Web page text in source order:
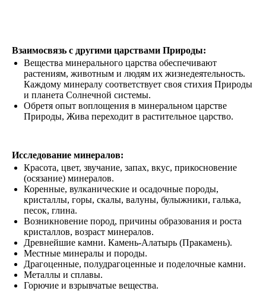
24
Взаимосвязь с другими царствами Природы:
Вещества минерального царства обеспечивают
растениям, животным и людям их жизнедеятельность.
Каждому минералу соответствует своя стихия Природы
и планета Солнечной системы.
Обретя опыт воплощения в минеральном царстве
Природы, Жива переходит в растительное царство.
Исследование минералов:
Красота, цвет, звучание, запах, вкус, прикосновение
(осязание) минералов.
Коренные, вулканические и осадочные породы,
кристаллы, горы, скалы, валуны, булыжники, галька,
песок, глина.
Возникновение пород, причины образования и роста
кристаллов, возраст минералов.
Древнейшие камни. Камень-Алатырь (Пракамень).
Местные минералы и породы.
Драгоценные, полудрагоценные и поделочные камни.
Металлы и сплавы.
Горючие и взрывчатые вещества.